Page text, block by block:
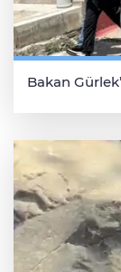
Bakan